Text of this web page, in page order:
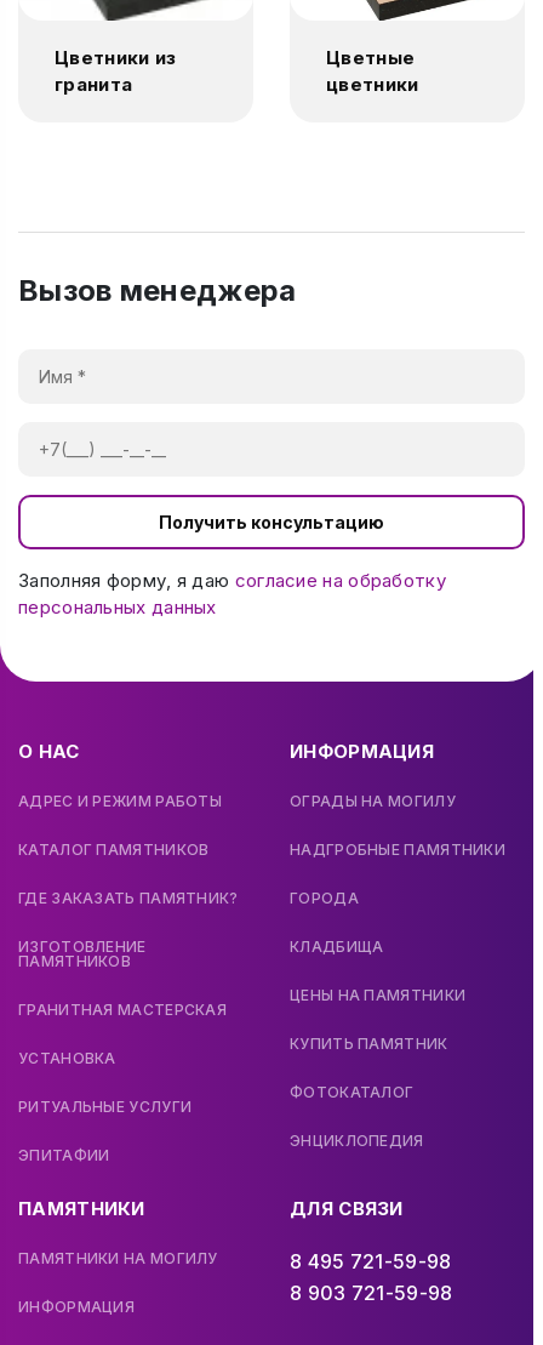
Цветники из
гранита
Цветные
цветники
Вызов менеджера
Получить консультацию
Заполняя форму, я даю согласие на обработку
персональных данных
О НАС
АДРЕС И РЕЖИМ РАБОТЫ
КАТАЛОГ ПАМЯТНИКОВ
ГДЕ ЗАКАЗАТЬ ПАМЯТНИК?
ИЗГОТОВЛЕНИЕ
ПАМЯТНИКОВ
ГРАНИТНАЯ МАСТЕРСКАЯ
УСТАНОВКА
РИТУАЛЬНЫЕ УСЛУГИ
ЭПИТАФИИ
ИНФОРМАЦИЯ
ОГРАДЫ НА МОГИЛУ
НАДГРОБНЫЕ ПАМЯТНИКИ
ГОРОДА
КЛАДБИЩА
ЦЕНЫ НА ПАМЯТНИКИ
КУПИТЬ ПАМЯТНИК
ФОТОКАТАЛОГ
ЭНЦИКЛОПЕДИЯ
ПАМЯТНИКИ
ПАМЯТНИКИ НА МОГИЛУ
ИНФОРМАЦИЯ
ДЛЯ СВЯЗИ
8 495 721-59-98
8 903 721-59-98